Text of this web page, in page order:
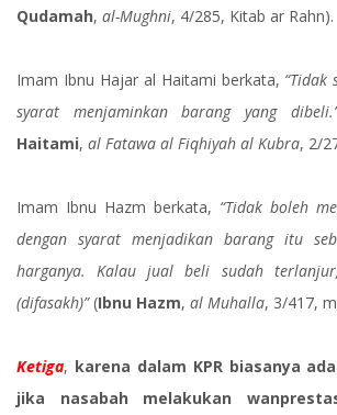
Qudamah, al-Mughni, 4/285, Kitab ar Rahn).
Imam Ibnu Hajar al Haitami berkata, “Tidak
syarat menjaminkan barang yang
Haitami, al Fatawa al Fiqhiyah al Kubra, 2/
Imam Ibnu Hazm berkata, “Tidak boleh
dengan syarat menjadikan barang itu
harganya. Kalau jual beli sudah
(difasakh)”(Ibnu Hazm, al Muhalla, 3/417,
Ketiga, karena dalam KPR biasanya
jika nasabah melakukan